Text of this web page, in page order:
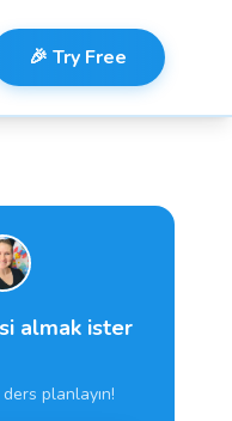
🎉 Try Free
almak ister
planlayın!